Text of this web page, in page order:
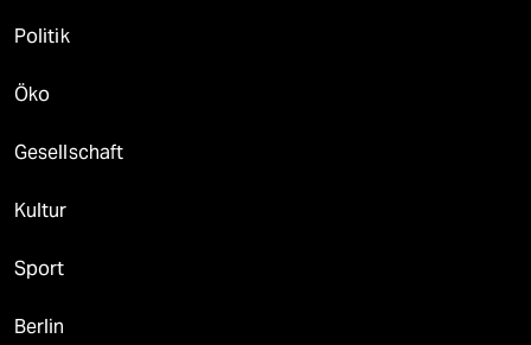
Politik
Öko
Gesellschaft
Kultur
Sport
Berlin